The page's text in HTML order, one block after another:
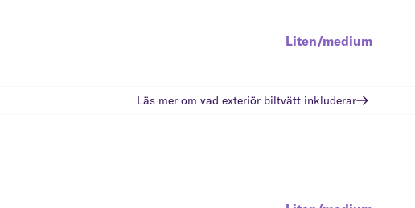
Liten/medium
Läs mer om vad exteriör biltvätt inkluderar